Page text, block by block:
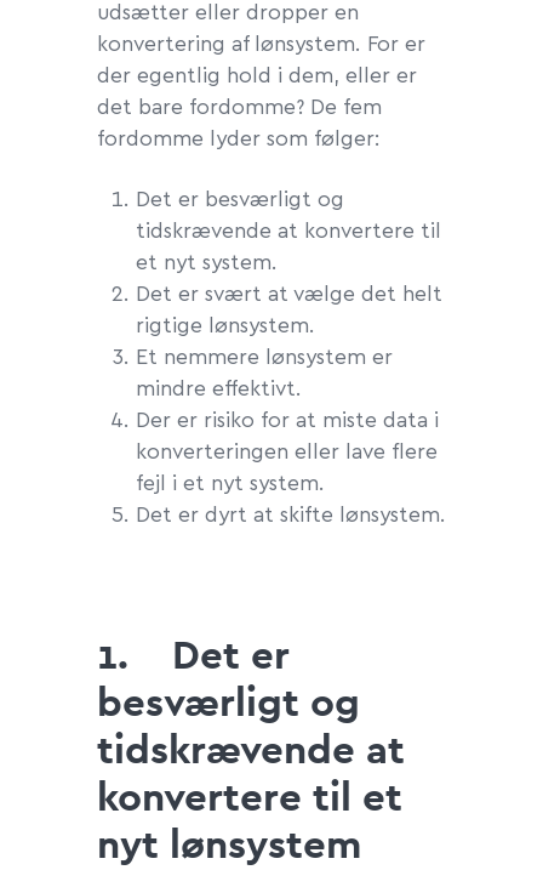
udsætter eller dropper en
konvertering af lønsystem. For er
der egentlig hold i dem, eller er
det bare fordomme? De fem
fordomme lyder som følger:
Det er besværligt og
tidskrævende at konvertere til
et nyt system.
Det er svært at vælge det helt
rigtige lønsystem.
Et nemmere lønsystem er
mindre effektivt.
Der er risiko for at miste data i
konverteringen eller lave flere
fejl i et nyt system.
Det er dyrt at skifte lønsystem.
1. Det er
besværligt og
tidskrævende at
konvertere til et
nyt lønsystem